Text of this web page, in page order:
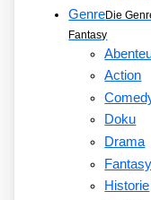
GenreDie
Fantasy
Action
Doku
Drama
Fantasy
Historie